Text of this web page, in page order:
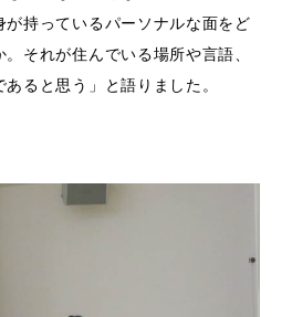
が持っているパーソナルな面をど
それが住んでいる場所や言語、
ると思う」と語りました。